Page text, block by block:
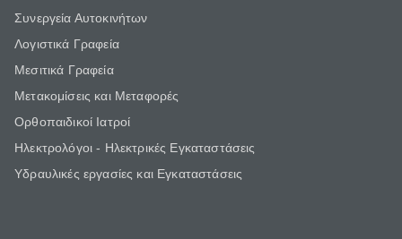
Συνεργεία Αυτοκινήτων
Λογιστικά Γραφεία
Μεσιτικά Γραφεία
Μετακομίσεις και Μεταφορές
Ορθοπαιδικοί Ιατροί
Ηλεκτρολόγοι - Ηλεκτρικές Εγκαταστάσεις
Υδραυλικές εργασίες και Εγκαταστάσεις